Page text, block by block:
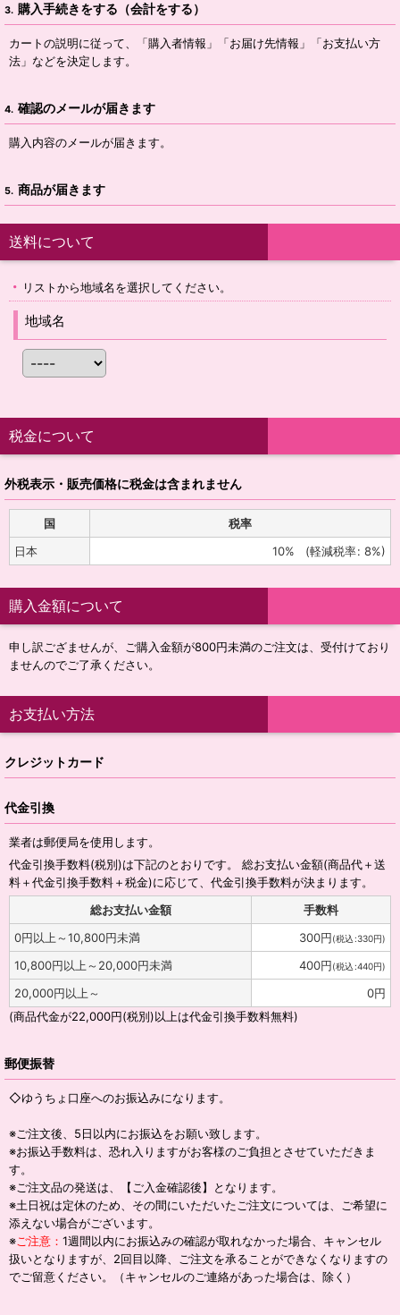
3. 購入手続きをする（会計をする）
カートの説明に従って、「購入者情報」「お届け先情報」「お支払い方
法」などを決定します。
4. 確認のメールが届きます
購入内容のメールが届きます。
5. 商品が届きます
送料について
リストから地域名を選択してください。
地域名
税金について
外税表示・販売価格に税金は含まれません
国
税率
日本
10% (軽減税率: 8%)
購入金額について
申し訳ござませんが、ご購入金額が800円未満のご注文は、受付けており
ませんのでご了承ください。
お支払い方法
クレジットカード
代金引換
業者は郵便局を使用します。
代金引換手数料(税別)は下記のとおりです。 総お支払い金額(商品代＋送
料＋代金引換手数料＋税金)に応じて、代金引換手数料が決まります。
総お支払い金額
手数料
0円以上～10,800円未満 300円(税込:330円)
10,800円以上～20,000円未満 400円(税込:440円)
20,000円以上～ 0円
(商品代金が22,000円(税別)以上は代金引換手数料無料)
郵便振替
◇ゆうちょ口座へのお振込みになります。
※ご注文後、5日以内にお振込をお願い致します。
※お振込手数料は、恐れ入りますがお客様のご負担とさせていただきま
す。
※ご注文品の発送は、【ご入金確認後】となります。
※土日祝は定休のため、その間にいただいたご注文については、ご希望に
添えない場合がございます。
※ご注意： 1週間以内にお振込みの確認が取れなかった場合、キャンセル
扱いとなりますが、2回目以降、ご注文を承ることができなくなりますの
でご留意ください。（キャンセルのご連絡があった場合は、除く）